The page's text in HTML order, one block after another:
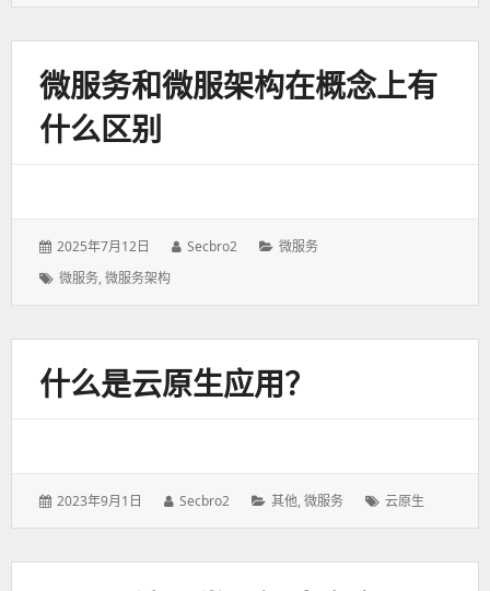
微服务和微服架构在概念上有
什么区别
发
表
于：
2025年7月12日
作
Secbro2
分
微服务
标
微服务,微服务架构
什么是云原生应用？
发
2023年9月1日
作
Secbro2
分
其他,微服务
标
云原生